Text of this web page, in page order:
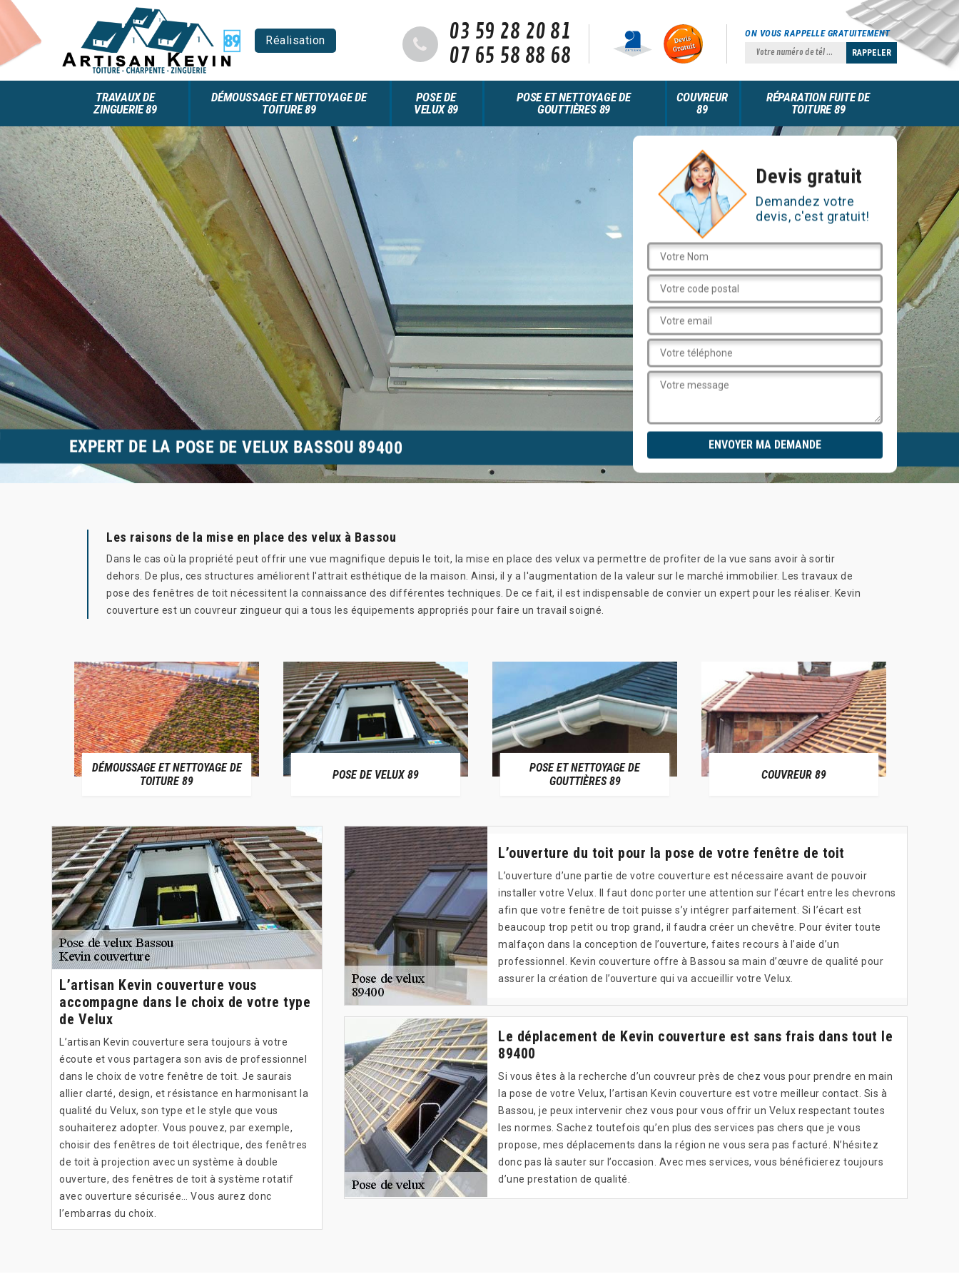
Réalisation
03 59 28 20 81
07 65 58 88 68
ON VOUS RAPPELLE GRATUITEMENT
TRAVAUX DE
ZINGUERIE 89
DÉMOUSSAGE ET NETTOYAGE DE
TOITURE 89
POSE DE
VELUX 89
POSE ET NETTOYAGE DE
GOUTTIÈRES 89
COUVREUR
89
RÉPARATION FUITE DE
TOITURE 89
Devis gratuit
Demandez votre
devis, c'est gratuit!
EXPERT DE LA POSE DE VELUX BASSOU 89400
Les raisons de la mise en place des velux à Bassou
Dans le cas où la propriété peut offrir une vue magnifique depuis le toit, la mise en place des velux va permettre de profiter de la vue sans avoir à sortir
dehors. De plus, ces structures améliorent l'attrait esthétique de la maison. Ainsi, il y a l'augmentation de la valeur sur le marché immobilier. Les travaux de
pose des fenêtres de toit nécessitent la connaissance des différentes techniques. De ce fait, il est indispensable de convier un expert pour les réaliser. Kevin
couverture est un couvreur zingueur qui a tous les équipements appropriés pour faire un travail soigné.
DÉMOUSSAGE ET NETTOYAGE DE
TOITURE 89
POSE DE VELUX 89
POSE ET NETTOYAGE DE
GOUTTIÈRES 89
COUVREUR 89
L’artisan Kevin couverture vous
accompagne dans le choix de votre type
de Velux
L’artisan Kevin couverture sera toujours à votre
écoute et vous partagera son avis de professionnel
dans le choix de votre fenêtre de toit. Je saurais
allier clarté, design, et résistance en harmonisant la
qualité du Velux, son type et le style que vous
souhaiterez adopter. Vous pouvez, par exemple,
choisir des fenêtres de toit électrique, des fenêtres
de toit à projection avec un système à double
ouverture, des fenêtres de toit à système rotatif
avec ouverture sécurisée… Vous aurez donc
l’embarras du choix.
L’ouverture du toit pour la pose de votre fenêtre de toit
L’ouverture d’une partie de votre couverture est nécessaire avant de pouvoir
installer votre Velux. Il faut donc porter une attention sur l’écart entre les chevrons
afin que votre fenêtre de toit puisse s’y intégrer parfaitement. Si l’écart est
beaucoup trop petit ou trop grand, il faudra créer un chevêtre. Pour éviter toute
malfaçon dans la conception de l’ouverture, faites recours à l’aide d’un
professionnel. Kevin couverture offre à Bassou sa main d’œuvre de qualité pour
assurer la création de l’ouverture qui va accueillir votre Velux.
Le déplacement de Kevin couverture est sans frais dans tout le
89400
Si vous êtes à la recherche d’un couvreur près de chez vous pour prendre en main
la pose de votre Velux, l’artisan Kevin couverture est votre meilleur contact. Sis à
Bassou, je peux intervenir chez vous pour vous offrir un Velux respectant toutes
les normes. Sachez toutefois qu’en plus des services pas chers que je vous
propose, mes déplacements dans la région ne vous sera pas facturé. N’hésitez
donc pas là sauter sur l’occasion. Avec mes services, vous bénéficierez toujours
d’une prestation de qualité.